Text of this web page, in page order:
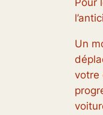
Pour
Un
votre